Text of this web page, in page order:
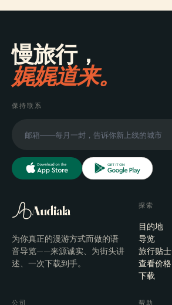
慢旅行，
娓娓道来。
保持联系
Audiala
为你真正的漫游方式而做的语
音导览——来源诚实、为街头讲
述、一次下载到手。
探索
目的地
导览
旅行贴士
查看价格
下载
公司 帮助